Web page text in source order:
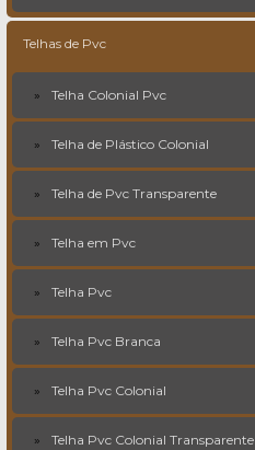
Telhas de Pvc
Telha Colonial Pvc
Telha de Plástico Colonial
Telha de Pvc Transparente
Telha em Pvc
Telha Pvc
Telha Pvc Branca
Telha Pvc Colonial
Telha Pvc Colonial Transparente